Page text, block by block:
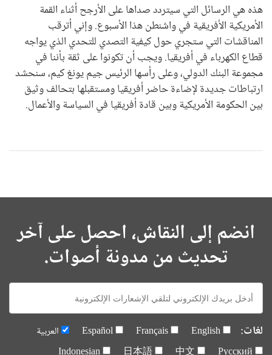
هذه هي الرسائل التي سيتردد صداها على الأرجح أثناء القمة
الأمريكية الأفريقية في واشنطن هذا الأسبوع. وإني أترقب
المناقشات التي ستجري حول كيفية التصدي للتحدي الذي يواجه
قطاع الكهرباء في أفريقيا. ويجب أن تكونوا على ثقة بأننا في
مجموعة البنك الدولي، وعلى رأسها الرئيس جيم يونغ كيم، سنحشد
ارتباطات جديدة لإضاءة حاضر أفريقيا ومستقبلها بتحالف وثيق
بين الحكومة الأمريكية وبين قادة أفريقيا في السياسة والأعمال.
انضم إلى النقاش، احصل على آخر
تحديث من مدونة أصوات.
E-
mail:
لغات: English
Français
Español
العربية